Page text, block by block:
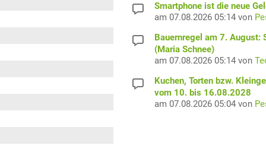
Smartphone ist die neue
am 07.08.2026 05:14 von
Bauernregel am 7. August:
(Maria Schnee)
am 07.08.2026 05:14 von
Kuchen, Torten bzw.
vom 10. bis 16.08.2028
am 07.08.2026 05:04 von